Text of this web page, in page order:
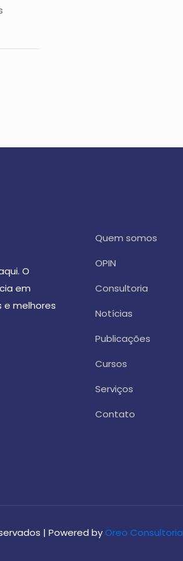
O
em
e melhores
Quem somos
OPIN
Consultoria
Notícias
Publicações
Cursos
Serviços
Contato
| Powered byOreo Consultoria